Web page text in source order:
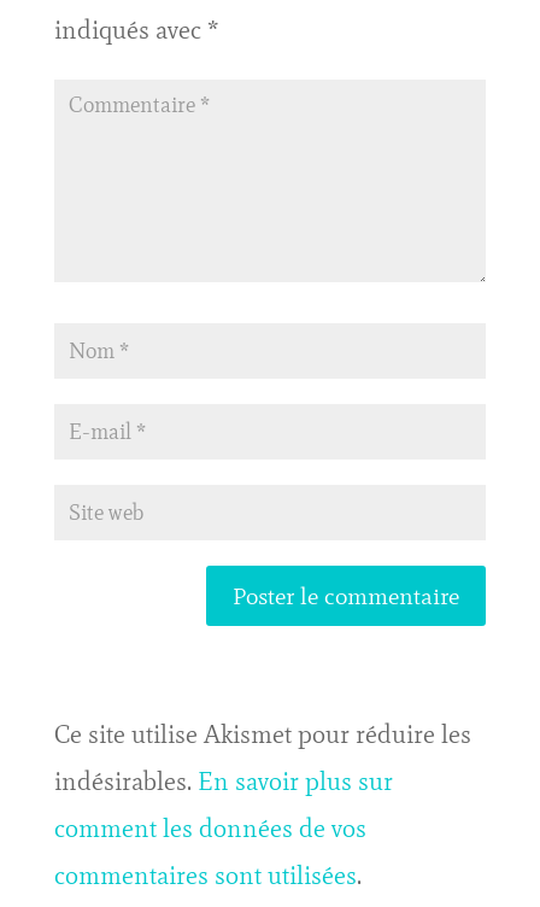
indiqués avec *
Ce site utilise Akismet pour réduire les
indésirables. En savoir plus sur
comment les données de vos
commentaires sont utilisées.